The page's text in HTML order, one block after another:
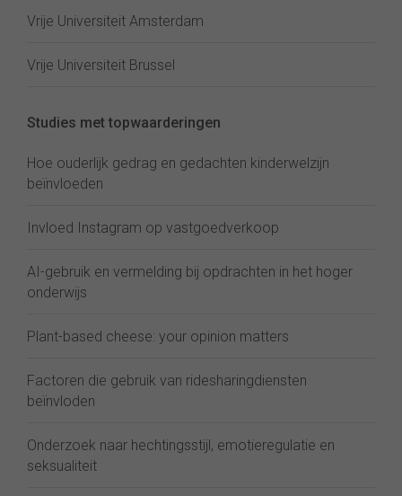
Vrije Universiteit Amsterdam
Vrije Universiteit Brussel
Studies met topwaarderingen
Hoe ouderlijk gedrag en gedachten kinderwelzijn
beïnvloeden
Invloed Instagram op vastgoedverkoop
AI-gebruik en vermelding bij opdrachten in het hoger
onderwijs
Plant-based cheese: your opinion matters
Factoren die gebruik van ridesharingdiensten
beïnvloden
Onderzoek naar hechtingsstijl, emotieregulatie en
seksualiteit